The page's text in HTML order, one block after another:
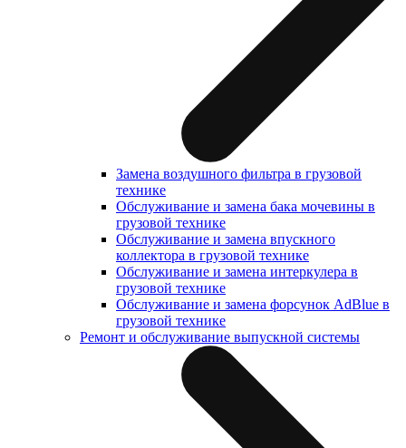
Замена воздушного фильтра в грузовой
технике
Обслуживание и замена бака мочевины в
грузовой технике
Обслуживание и замена впускного
коллектора в грузовой технике
Обслуживание и замена интеркулера в
грузовой технике
Обслуживание и замена форсунок AdBlue в
грузовой технике
Ремонт и обслуживание выпускной системы